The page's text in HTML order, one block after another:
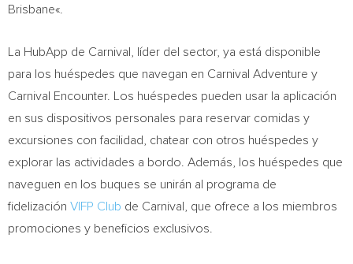
Brisbane«.
La HubApp de Carnival, líder del sector, ya está disponible
para los huéspedes que navegan en Carnival Adventure y
Carnival Encounter. Los huéspedes pueden usar la aplicación
en sus dispositivos personales para reservar comidas y
excursiones con facilidad, chatear con otros huéspedes y
explorar las actividades a bordo. Además, los huéspedes que
naveguen en los buques se unirán al programa de
fidelización VIFP Club de Carnival, que ofrece a los miembros
promociones y beneficios exclusivos.